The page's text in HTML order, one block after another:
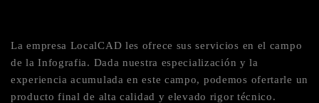
La empresa LocalCAD les ofrece sus servicios en el campo
de la Infografia. Dada nuestra especialización y la
experiencia acumulada en este campo, podemos ofertarle un
producto final de alta calidad y elevado rigor técnico.